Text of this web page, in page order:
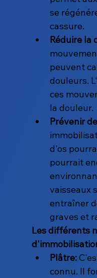
se
cassure.
Réduire la
peuvent
douleurs.
ces
la douleur.
Prévenir
d'os
pourrait
vaisseaux
entraîner
graves et
Les différents
Plâtre:
connu. Il